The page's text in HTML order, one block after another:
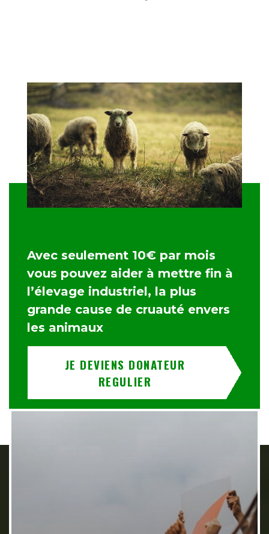
Avec seulement 10€ par mois
vous pouvez aider à mettre fin à
l’élevage industriel, la plus
grande cause de cruauté envers
les animaux
JE DEVIENS DONATEUR
REGULIER